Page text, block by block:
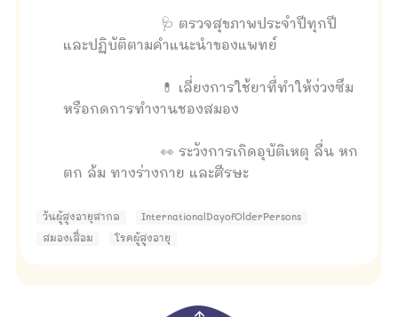
🩺 ตรวจสุขภาพประจำปีทุกปี
และปฏิบัติตามคำแนะนำของแพทย์
💊 เลี่ยงการใช้ยาที่ทำให้ง่วงซึม
หรือกดการทำงานชองสมอง
👀 ระวังการเกิดอุบัติเหตุ ลื่น หก
ตก ล้ม ทางร่างกาย และศีรษะ
วันผู้สูงอายุสากล InternationalDayofOlderPersons
สมองเสื่อม โรคผู้สูงอายุ